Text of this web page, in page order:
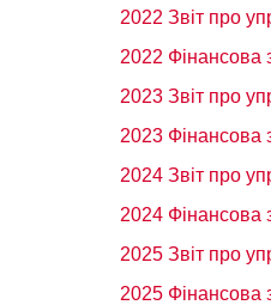
2022 Звіт про
2022 Фінансова
2023 Звіт про
2023 Фінансова
2024 Звіт про
2024 Фінансова
2025 Звіт про
2025 Фінансова